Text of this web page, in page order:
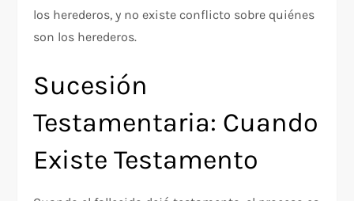
los herederos, y no existe conflicto sobre quiénes
son los herederos.
Sucesión
Testamentaria: Cuando
Existe Testamento